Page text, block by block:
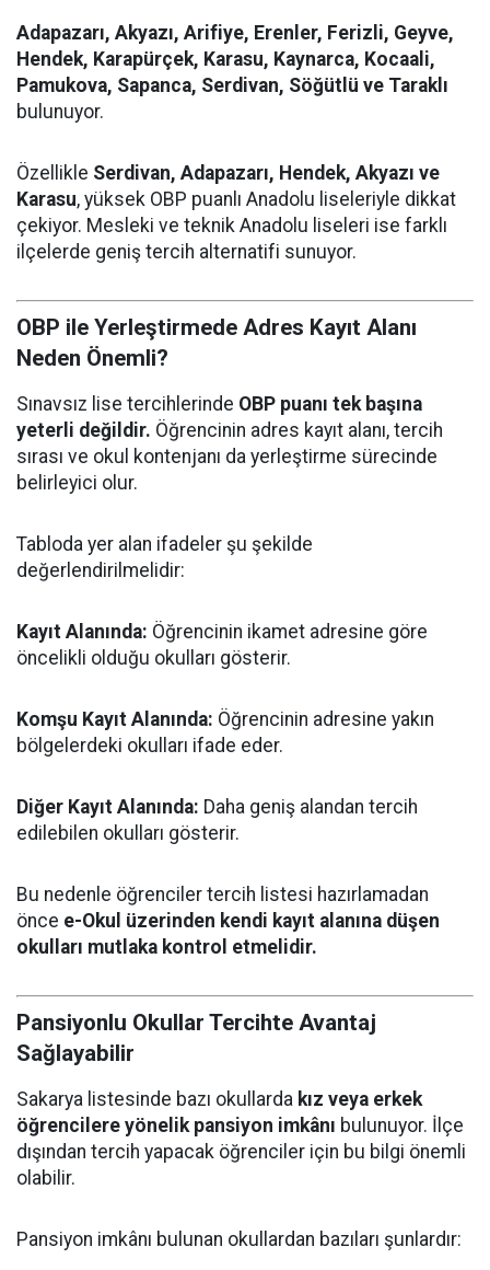
Adapazarı, Akyazı, Arifiye, Erenler, Ferizli, Geyve,
Hendek, Karapürçek, Karasu, Kaynarca, Kocaali,
Pamukova, Sapanca, Serdivan, Söğütlü ve Taraklı
bulunuyor.
Özellikle Serdivan, Adapazarı, Hendek, Akyazı ve
Karasu, yüksek OBP puanlı Anadolu liseleriyle dikkat
çekiyor. Mesleki ve teknik Anadolu liseleri ise farklı
ilçelerde geniş tercih alternatifi sunuyor.
OBP ile Yerleştirmede Adres Kayıt Alanı
Neden Önemli?
Sınavsız lise tercihlerinde OBP puanı tek başına
yeterli değildir. Öğrencinin adres kayıt alanı, tercih
sırası ve okul kontenjanı da yerleştirme sürecinde
belirleyici olur.
Tabloda yer alan ifadeler şu şekilde
değerlendirilmelidir:
Kayıt Alanında: Öğrencinin ikamet adresine göre
öncelikli olduğu okulları gösterir.
Komşu Kayıt Alanında: Öğrencinin adresine yakın
bölgelerdeki okulları ifade eder.
Diğer Kayıt Alanında: Daha geniş alandan tercih
edilebilen okulları gösterir.
Bu nedenle öğrenciler tercih listesi hazırlamadan
önce e-Okul üzerinden kendi kayıt alanına düşen
okulları mutlaka kontrol etmelidir.
Pansiyonlu Okullar Tercihte Avantaj
Sağlayabilir
Sakarya listesinde bazı okullarda kız veya erkek
öğrencilere yönelik pansiyon imkânı bulunuyor. İlçe
dışından tercih yapacak öğrenciler için bu bilgi önemli
olabilir.
Pansiyon imkânı bulunan okullardan bazıları şunlardır: